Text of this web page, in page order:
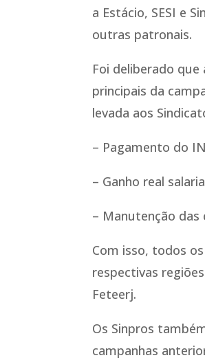
a Estácio, SESI e
outras patronais.
Foi deliberado
principais da
levada aos
– Pagamento do
– Ganho real
– Manutenção das
Com isso, todos
respectivas
Feteerj.
Os Sinpros
campanhas